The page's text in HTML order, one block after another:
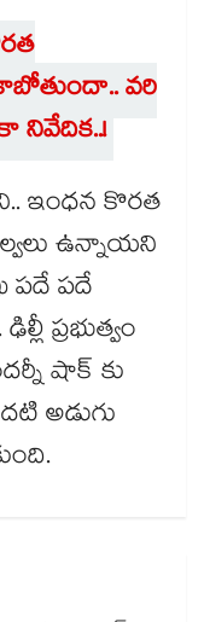
వరి
నివేదిక..!
ఇంధన కొరత
ఉన్నాయని
పదే పదే
ప్రభుత్వం
షాక్ కు
అడుగు